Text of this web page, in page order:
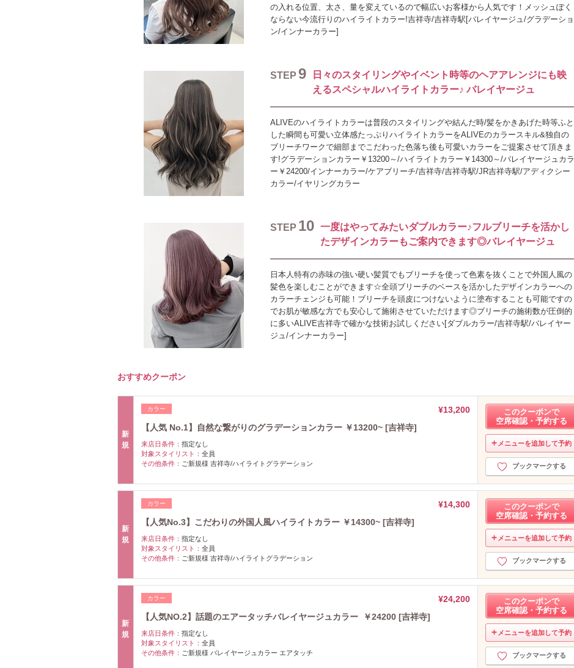
の入れる位置、太さ、量を変えているので幅広いお客様から人気です！メッシュぽく
ならない今流行りのハイライトカラー!吉祥寺/吉祥寺駅[バレイヤージュ/グラデーショ
ン/インナーカラー]
STEP 9
日々のスタイリングやイベント時等のヘアアレンジにも映
えるスペシャルハイライトカラー♪ バレイヤージュ
ALIVEのハイライトカラーは普段のスタイリングや結んだ時/髪をかきあげた時等ふと
した瞬間も可愛い立体感たっぷりハイライトカラーをALIVEのカラースキル&独自の
ブリーチワークで細部までこだわった色落ち後も可愛いカラーをご提案させて頂きま
す!グラデーションカラー￥13200～/ハイライトカラー￥14300～/バレイヤージュカラ
ー￥24200/インナーカラー/ケアブリーチ/吉祥寺/吉祥寺駅/JR吉祥寺駅/アディクシー
カラー/イヤリングカラー
STEP 10 一度はやってみたいダブルカラー♪フルブリーチを活かし
たデザインカラーもご案内できます◎バレイヤージュ
日本人特有の赤味の強い硬い髪質でもブリーチを使って色素を抜くことで外国人風の
髪色を楽しむことができます☆全頭ブリーチのベースを活かしたデザインカラーへの
カラーチェンジも可能！ブリーチを頭皮につけないように塗布することも可能ですの
でお肌が敏感な方でも安心して施術させていただけます◎ブリーチの施術数が圧倒的
に多いALIVE吉祥寺で確かな技術お試しください[ダブルカラー/吉祥寺駅/バレイヤー
ジュ/インナーカラー]
おすすめクーポン
新
規
カラー
¥13,200
【人気 No.1】自然な繋がりのグラデーションカラー ￥13200~ [吉祥寺]
来店日条件： 指定なし
対象スタイリスト： 全員
その他条件： ご新規様 吉祥寺/ハイライトグラデーション
このクーポンで
空席確認・予約する
メニューを追加して予約
ブックマークする
新
規
カラー
¥14,300
【人気No.3】こだわりの外国人風ハイライトカラー ￥14300~ [吉祥寺]
来店日条件： 指定なし
対象スタイリスト： 全員
その他条件： ご新規様 吉祥寺/ハイライトグラデーション
このクーポンで
空席確認・予約する
メニューを追加して予約
ブックマークする
新
規
カラー
¥24,200
【人気NO.2】話題のエアータッチバレイヤージュカラー ￥24200 [吉祥寺]
来店日条件： 指定なし
対象スタイリスト： 全員
その他条件： ご新規様 バレイヤージュカラー エアタッチ
このクーポンで
空席確認・予約する
メニューを追加して予約
ブックマークする